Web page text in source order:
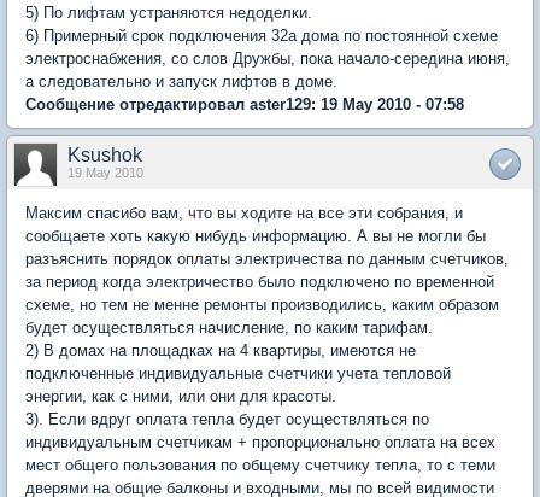
5) По лифтам устраняются недоделки.
6) Примерный срок подключения 32а дома по постоянной схеме
электроснабжения, со слов Дружбы, пока начало-середина июня,
а следовательно и запуск лифтов в доме.
Сообщение отредактировал aster129: 19 May 2010 - 07:58
Ksushok
19 May 2010
Максим спасибо вам, что вы ходите на все эти собрания, и
сообщаете хоть какую нибудь информацию. А вы не могли бы
разъяснить порядок оплаты электричества по данным счетчиков,
за период когда электричество было подключено по временной
схеме, но тем не менне ремонты производились, каким образом
будет осуществляться начисление, по каким тарифам.
2) В домах на площадках на 4 квартиры, имеются не
подключенные индивидуальные счетчики учета тепловой
энергии, как с ними, или они для красоты.
3). Если вдруг оплата тепла будет осуществляться по
индивидуальным счетчикам + пропорционально оплата на всех
мест общего пользования по общему счетчику тепла, то с теми
дверями на общие балконы и входными, мы по всей видимости